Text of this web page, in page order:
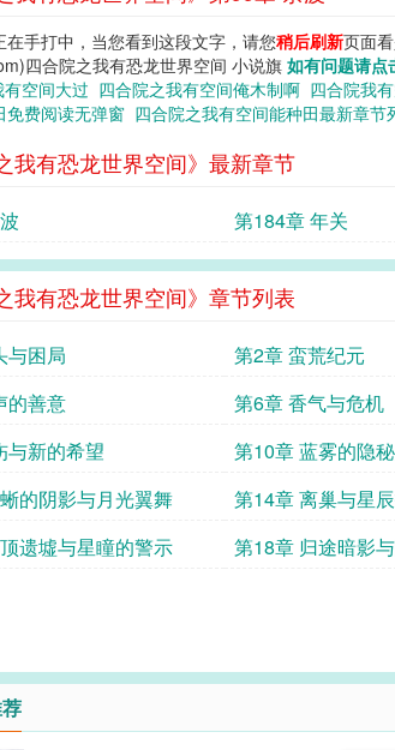
在手打中，当您看到这段文字，请您稍后刷新页面
四合院之我有恐龙世界空间 小说旗 如有问题请点
空间大过 四合院之我有空间俺木制啊 四合院我
免费阅读无弹窗 四合院之我有空间能种田最新章节
我有恐龙世界空间》最新章节
第184章 年关
我有恐龙世界空间》章节列表
与困局 第2章 蛮荒纪元
的善意
第6章 香气与危机
与新的希望
第10章 蓝雾的隐
的阴影与月光翼舞
第14章 离巢与星
遗墟与星瞳的警示
第18章 归途暗影